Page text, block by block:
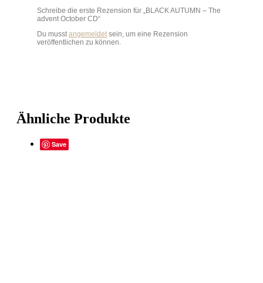
Schreibe die erste Rezension für „BLACK AUTUMN – The
advent October CD“
Du musstangemeldetsein, um eine Rezension
veröffentlichen zu können.
Ähnliche Produkte
Save